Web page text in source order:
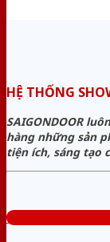
HỆ THỐNG
SAIGONDOOR
hàng những sản
tiện ích, sáng tạo